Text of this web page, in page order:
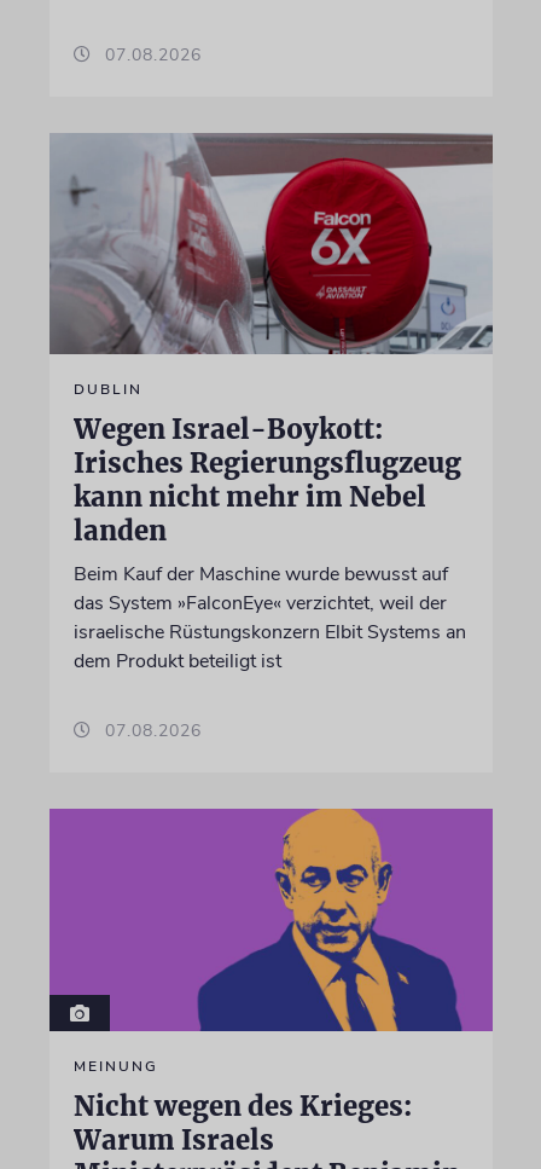
07.08.2026
DUBLIN
Wegen Israel-Boykott:
Irisches Regierungsflugzeug
kann nicht mehr im Nebel
landen
Beim Kauf der Maschine wurde bewusst auf
das System »FalconEye« verzichtet, weil der
israelische Rüstungskonzern Elbit Systems an
dem Produkt beteiligt ist
07.08.2026
MEINUNG
Nicht wegen des Krieges:
Warum Israels